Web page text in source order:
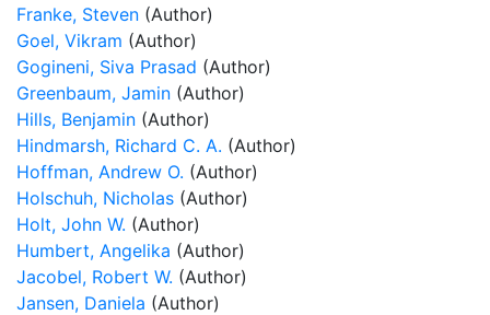
Franke, Steven (Author)
Goel, Vikram (Author)
Gogineni, Siva Prasad (Author)
Greenbaum, Jamin (Author)
Hills, Benjamin (Author)
Hindmarsh, Richard C. A. (Author)
Hoffman, Andrew O. (Author)
Holschuh, Nicholas (Author)
Holt, John W. (Author)
Humbert, Angelika (Author)
Jacobel, Robert W. (Author)
Jansen, Daniela (Author)